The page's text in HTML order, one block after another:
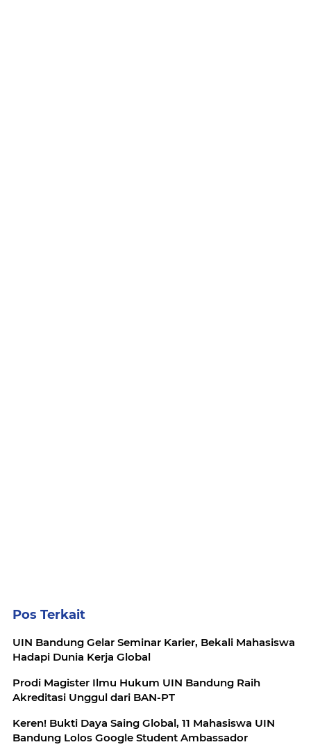
Pos Terkait
UIN Bandung Gelar Seminar Karier, Bekali Mahasiswa
Hadapi Dunia Kerja Global
Prodi Magister Ilmu Hukum UIN Bandung Raih
Akreditasi Unggul dari BAN-PT
Keren! Bukti Daya Saing Global, 11 Mahasiswa UIN
Bandung Lolos Google Student Ambassador